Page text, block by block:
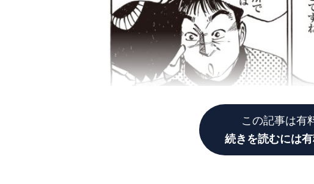
この記事は有
続きを読むには